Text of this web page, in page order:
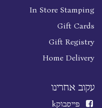
In Store Stamping
Gift Cards
Gift Registry
Home Delivery
עקוב אחרינו
פייסבוקk